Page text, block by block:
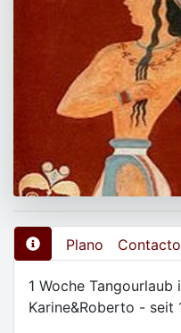
Plano Contacto
1 Woche Tangourlaub
Karine&Roberto - seit